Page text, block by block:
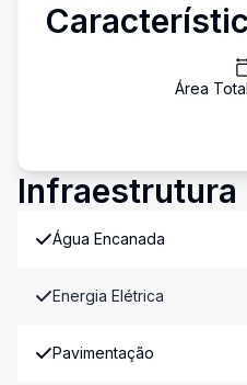
Área Total
Infraestrutura
Água Encanada
Energia Elétrica
Pavimentação